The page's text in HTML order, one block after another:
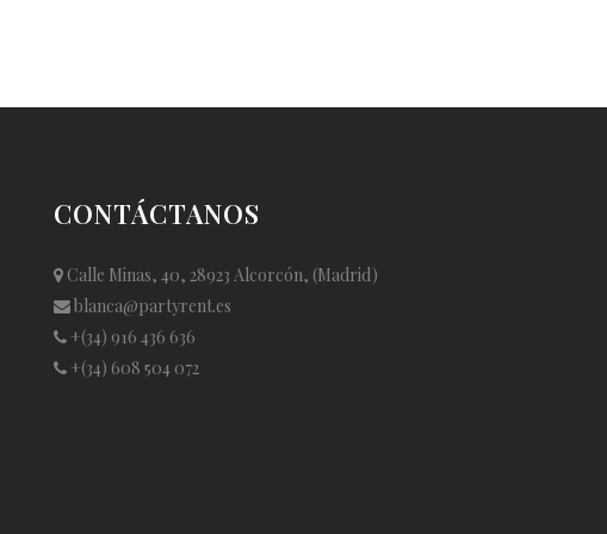
CONTÁCTANOS
Calle Minas, 40, 28923 Alcorcón, (Madrid)
blanca@partyrent.es
+(34) 916 436 636
+(34) 608 504 072